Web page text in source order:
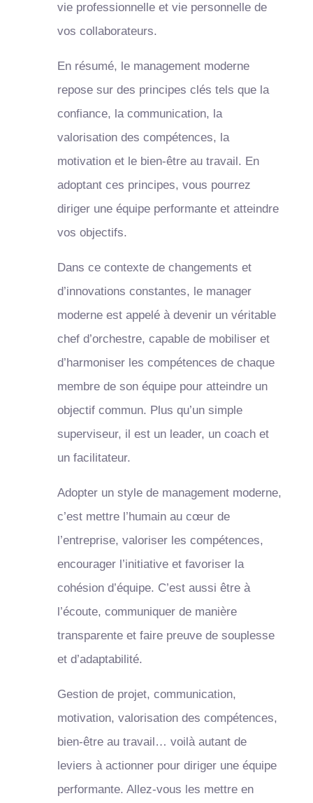
vie professionnelle et vie personnelle de
vos collaborateurs.
En résumé, le management moderne
repose sur des principes clés tels que la
confiance, la communication, la
valorisation des compétences, la
motivation et le bien-être au travail. En
adoptant ces principes, vous pourrez
diriger une équipe performante et atteindre
vos objectifs.
Dans ce contexte de changements et
d’innovations constantes, le manager
moderne est appelé à devenir un véritable
chef d’orchestre, capable de mobiliser et
d’harmoniser les compétences de chaque
membre de son équipe pour atteindre un
objectif commun. Plus qu’un simple
superviseur, il est un leader, un coach et
un facilitateur.
Adopter un style de management moderne,
c’est mettre l’humain au cœur de
l’entreprise, valoriser les compétences,
encourager l’initiative et favoriser la
cohésion d’équipe. C’est aussi être à
l’écoute, communiquer de manière
transparente et faire preuve de souplesse
et d’adaptabilité.
Gestion de projet, communication,
motivation, valorisation des compétences,
bien-être au travail… voilà autant de
leviers à actionner pour diriger une équipe
performante. Allez-vous les mettre en